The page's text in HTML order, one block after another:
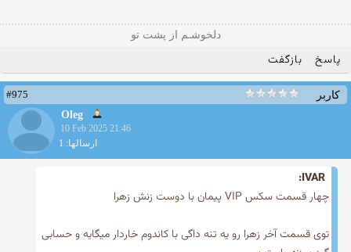
دلخوشـم از پشت تو
پاسخ بازگفت
کاربر
#975
Oleg
10 Feb 2025 21:46
ارسالها: 1
IVAR:
چهار قسمت سکس VIP پیمان با دوست زنش زهرا
توی قسمت آخر زهرا رو یه تنه داگی با کاندوم خاردار میگایه و حسابی